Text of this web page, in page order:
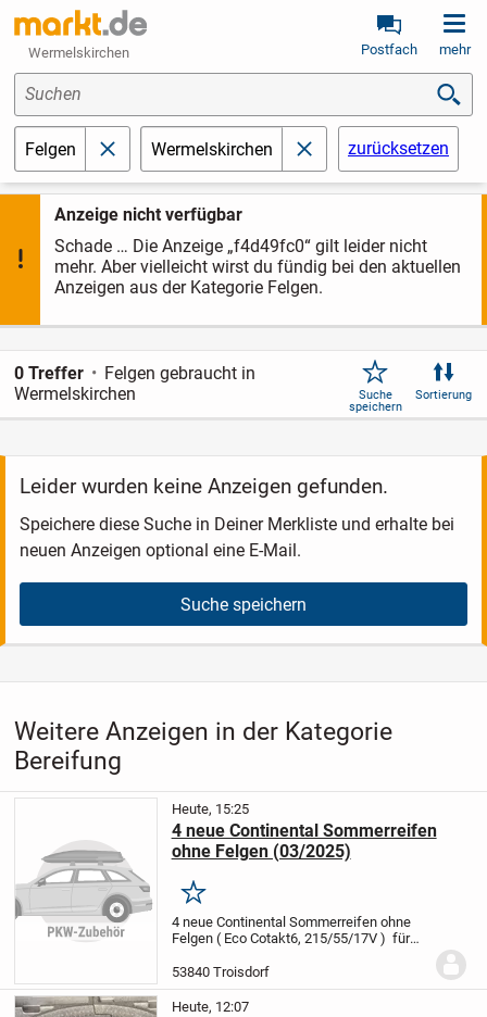
Wermelskirchen Postfach mehr
Anzeige nicht verfügbar
Schade … Die Anzeige „f4d49fc0“ gilt leider nicht
mehr. Aber vielleicht wirst du fündig bei den aktuellen
Anzeigen aus der Kategorie Felgen.
Suchen
Felgen schließenWermelskirchen schließenzurücksetzen
0 Treffer
Felgen gebraucht in
Wermelskirchen
Suche
speichern
Sortierung
Leider wurden keine Anzeigen gefunden.
Speichere diese Suche in Deiner Merkliste und erhalte bei
neuen Anzeigen optional eine E-Mail.
Suche speichern
Weitere Anzeigen in der Kategorie
Bereifung
Heute, 15:25
4 neue Continental Sommerreifen
ohne Felgen (03/2025)
Merken
4 neue Continental Sommerreifen ohne
Felgen ( Eco Cotakt6, 215/55/17V ) für
120,00 EuroBitte anrufen 015788059879
53840 Troisdorf
Heute, 12:07